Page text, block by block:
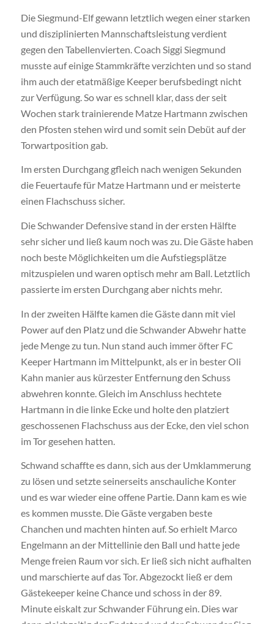
Die Siegmund-Elf gewann letztlich wegen einer starken
und disziplinierten Mannschaftsleistung verdient
gegen den Tabellenvierten. Coach Siggi Siegmund
musste auf einige Stammkräfte verzichten und so stand
ihm auch der etatmäßige Keeper berufsbedingt nicht
zur Verfügung. So war es schnell klar, dass der seit
Wochen stark trainierende Matze Hartmann zwischen
den Pfosten stehen wird und somit sein Debüt auf der
Torwartposition gab.
Im ersten Durchgang gfleich nach wenigen Sekunden
die Feuertaufe für Matze Hartmann und er meisterte
einen Flachschuss sicher.
Die Schwander Defensive stand in der ersten Hälfte
sehr sicher und ließ kaum noch was zu. Die Gäste haben
noch beste Möglichkeiten um die Aufstiegsplätze
mitzuspielen und waren optisch mehr am Ball. Letztlich
passierte im ersten Durchgang aber nichts mehr.
In der zweiten Hälfte kamen die Gäste dann mit viel
Power auf den Platz und die Schwander Abwehr hatte
jede Menge zu tun. Nun stand auch immer öfter FC
Keeper Hartmann im Mittelpunkt, als er in bester Oli
Kahn manier aus kürzester Entfernung den Schuss
abwehren konnte. Gleich im Anschluss hechtete
Hartmann in die linke Ecke und holte den platziert
geschossenen Flachschuss aus der Ecke, den viel schon
im Tor gesehen hatten.
Schwand schaffte es dann, sich aus der Umklammerung
zu lösen und setzte seinerseits anschauliche Konter
und es war wieder eine offene Partie. Dann kam es wie
es kommen musste. Die Gäste vergaben beste
Chanchen und machten hinten auf. So erhielt Marco
Engelmann an der Mittellinie den Ball und hatte jede
Menge freien Raum vor sich. Er ließ sich nicht aufhalten
und marschierte auf das Tor. Abgezockt ließ er dem
Gästekeeper keine Chance und schoss in der 89.
Minute eiskalt zur Schwander Führung ein. Dies war